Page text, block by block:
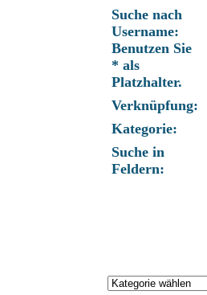
Suche nach
Username:
Benutzen Sie
* als
Platzhalter.
Verknüpfung:
Kategorie:
Suche in
Feldern: